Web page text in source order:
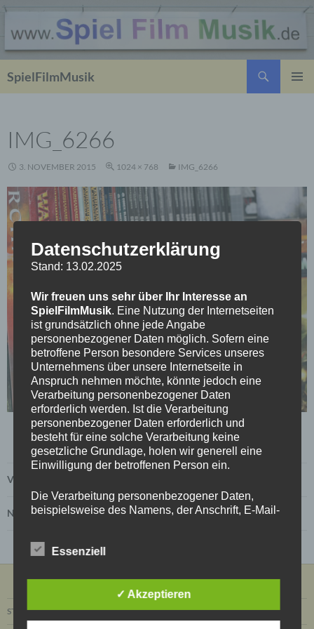
SpielFilmMusik
IMG_6266
3. NOVEMBER 2015 1024 × 768 IMG_6266
Vorheriges Bild
Nächstes Bild
STARTSEITE
Datenschutzerklärung
Stand: 13.02.2025
Wir freuen uns sehr über Ihr Interesse an
SpielFilmMusik. Eine Nutzung der Internetseiten
ist grundsätzlich ohne jede Angabe
personenbezogener Daten möglich. Sofern eine
betroffene Person besondere Services unseres
Unternehmens über unsere Internetseite in
Anspruch nehmen möchte, könnte jedoch eine
Verarbeitung personenbezogener Daten
erforderlich werden. Ist die Verarbeitung
personenbezogener Daten erforderlich und
besteht für eine solche Verarbeitung keine
gesetzliche Grundlage, holen wir generell eine
Einwilligung der betroffenen Person ein.
Die Verarbeitung personenbezogener Daten,
beispielsweise des Namens, der Anschrift, E-Mail-
Datenschutz-Grundverordnung und in
landesspezifischen Datenschutzbestimmungen.
Mittels dieser Datenschutzerklärung möchte unser
Unternehmen die Öffentlichkeit über Art, Umfang
und Zweck der von uns erhobenen, genutzten und
Essenziell
✓ Akzeptieren